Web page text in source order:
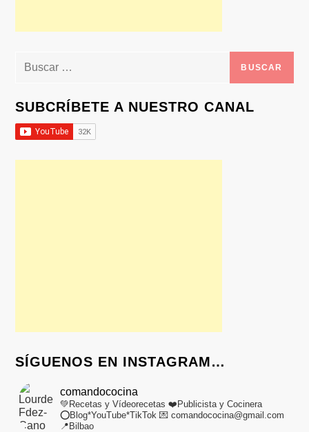
Buscar:
SUBCRÍBETE A NUESTRO CANAL
SÍGUENOS EN INSTAGRAM…
comandococina
💚Recetas y Vídeorecetas ❤️Publicista y Cocinera
⭕Blog*YouTube*TikTok 💌 comandococina@gmail.com
📍Bilbao